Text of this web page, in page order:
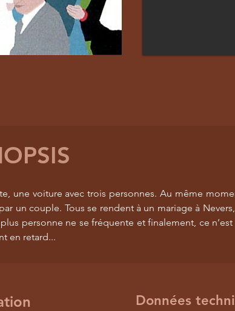
une voiture avec trois personnes. Au même
un couple. Tous se rendent à un mariage à
personne ne se fréquente et finalement, ce
en retard...
Données